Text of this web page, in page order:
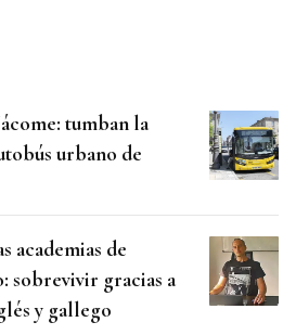
tumban la
urbano de
academias de
sobrevivir gracias a
y gallego